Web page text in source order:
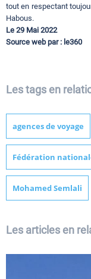
tout en respectant
Habous.
Le 29 Mai 2022
Source web par : le360
Les tags en
agences de voyage
Fédération
Mohamed Semlali
Les articles en